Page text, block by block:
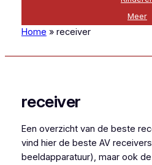
Meer
Home »receiver
receiver
Een overzicht van de beste
vind hier de beste AV
beeldapparatuur), maar ook